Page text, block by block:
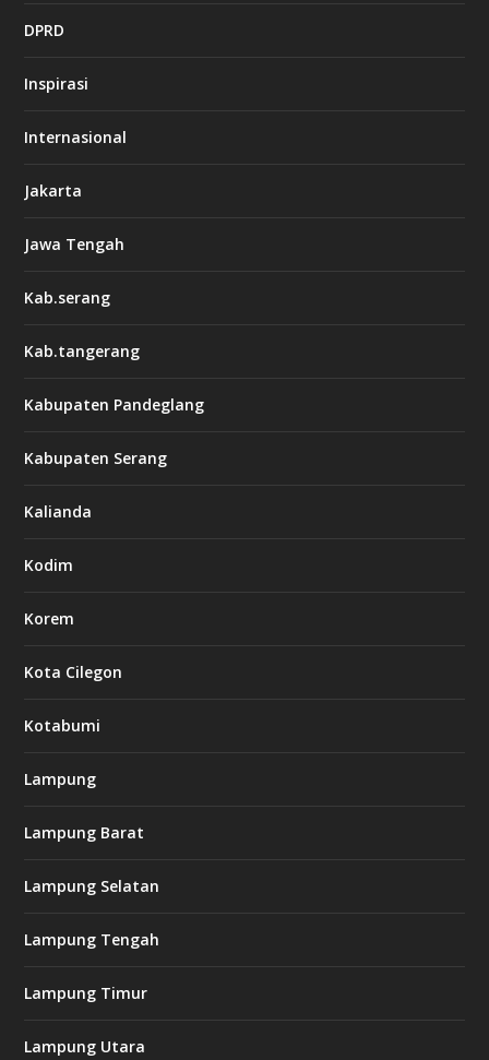
DPRD
Inspirasi
Internasional
Jakarta
Jawa Tengah
Kab.serang
Kab.tangerang
Kabupaten Pandeglang
Kabupaten Serang
Kalianda
Kodim
Korem
Kota Cilegon
Kotabumi
Lampung
Lampung Barat
Lampung Selatan
Lampung Tengah
Lampung Timur
Lampung Utara